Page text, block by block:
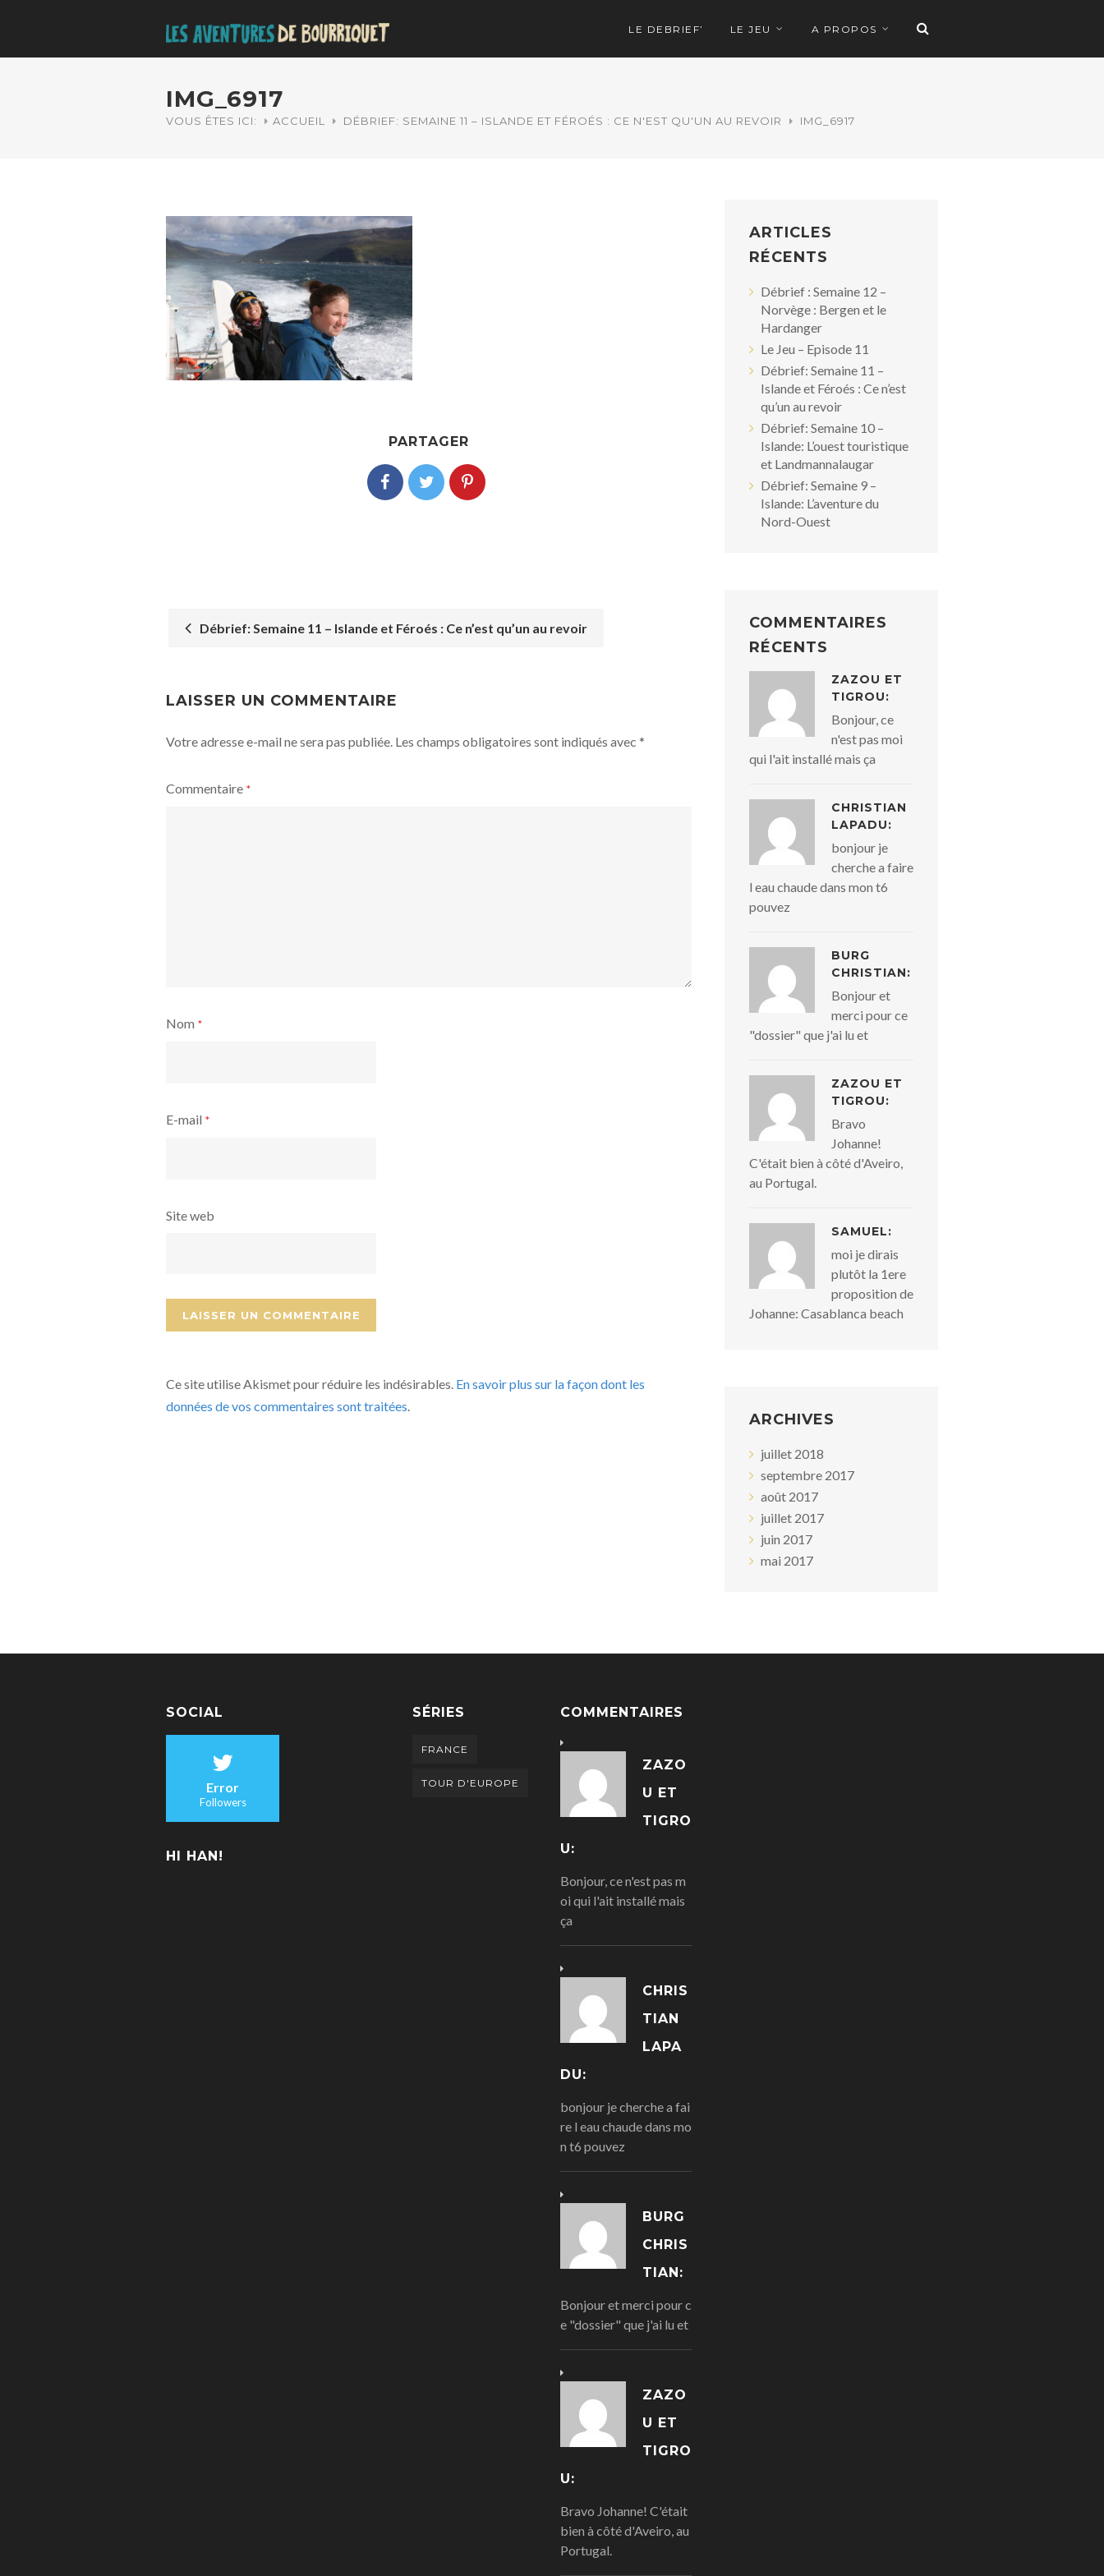
LE DEBRIEF’ LE JEU A PROPOS
IMG_6917
VOUS ÊTES ICI: ACCUEIL DÉBRIEF: SEMAINE 11 – ISLANDE ET FÉROÉS : CE N'EST QU'UN AU REVOIR IMG_6917
PARTAGER
NAVIGATION
Débrief: Semaine 11 – Islande et Féroés : Ce n’est qu’un au revoir
LAISSER UN COMMENTAIRE
Votre adresse e-mail ne sera pas publiée. Les champs obligatoires sont indiqués avec *
Commentaire *
Nom *
E-mail *
Site web
Ce site utilise Akismet pour réduire les indésirables. En savoir plus sur la façon dont les
données de vos commentaires sont traitées.
ARTICLES
RÉCENTS
Débrief : Semaine 12 –
Norvège : Bergen et le
Hardanger
Le Jeu – Episode 11
Débrief: Semaine 11 –
Islande et Féroés : Ce n’est
qu’un au revoir
Débrief: Semaine 10 –
Islande: L’ouest touristique
et Landmannalaugar
Débrief: Semaine 9 –
Islande: L’aventure du
Nord-Ouest
COMMENTAIRES
RÉCENTS
ZAZOU ET
TIGROU:
Bonjour, ce
n'est pas moi
qui l'ait installé mais ça
CHRISTIAN
LAPADU:
bonjour je
cherche a faire
l eau chaude dans mon t6
pouvez
BURG
CHRISTIAN:
Bonjour et
merci pour ce
"dossier" que j'ai lu et
ZAZOU ET
TIGROU:
Bravo
Johanne!
C'était bien à côté d'Aveiro,
au Portugal.
SAMUEL:
moi je dirais
plutôt la 1ere
proposition de
Johanne: Casablanca beach
ARCHIVES
juillet 2018
septembre 2017
août 2017
juillet 2017
juin 2017
mai 2017
SOCIAL
Error
Followers
HI HAN!
SÉRIES
FRANCE
TOUR D'EUROPE
COMMENTAIRES
ZAZO
U ET
TIGRO
U:
Bonjour, ce n'est pas m
oi qui l'ait installé mais
ça
CHRIS
TIAN
LAPA
DU:
bonjour je cherche a fai
re l eau chaude dans mo
n t6 pouvez
BURG
CHRIS
TIAN:
Bonjour et merci pour c
e "dossier" que j'ai lu et
ZAZO
U ET
TIGRO
U:
Bravo Johanne! C'était
bien à côté d'Aveiro, au
Portugal.